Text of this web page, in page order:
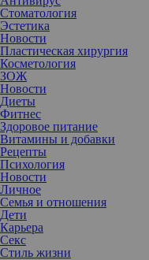
Стоматология
Эстетика
Новости
Пластическая хирургия
Косметология
ЗОЖ
Новости
Диеты
Фитнес
Здоровое питание
Витамины и добавки
Рецепты
Психология
Новости
Личное
Семья и отношения
Дети
Карьера
Секс
Стиль жизни